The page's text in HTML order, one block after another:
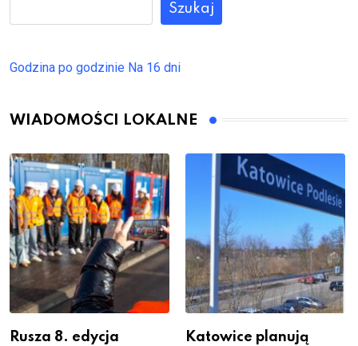
Szukaj
Godzina po godzinie Na 16 dni
WIADOMOŚCI LOKALNE
Rusza 8. edycja
Katowice planują